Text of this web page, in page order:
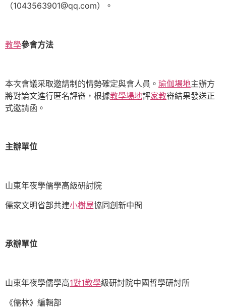
（1043563901@qq.com）。
教學參會方法
本次會議采取邀請制的情勢確定與會人員。 瑜伽場地主辦方
將對論文進行匿名評審，根據教學場地評家教審結果發送正
式邀請函。
主辦單位
山東年夜學儒學高級研討院
儒家文明省部共建小樹屋協同創新中間
承辦單位
山東年夜學儒學高1對1教學級研討院中國哲學研討所
《儒林》編輯部